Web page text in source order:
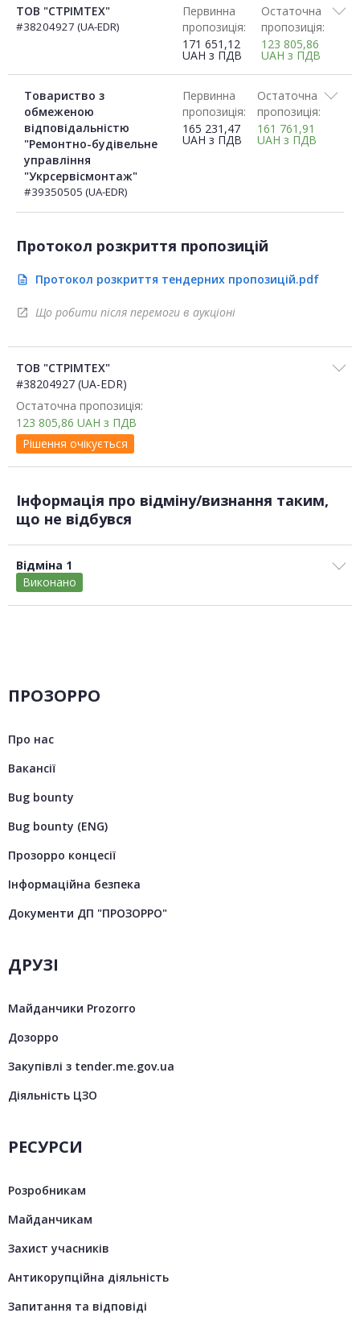
ТОВ "СТРІМТЕХ"
#38204927 (UA-EDR)
Первинна
пропозиція:
171 651,12
UAH з ПДВ
Остаточна
пропозиція:
123 805,86
UAH з ПДВ
Товариство з
обмеженою
відповідальністю
"Ремонтно-будівельне
управління
"Укрсервісмонтаж"
#39350505 (UA-EDR)
Первинна
пропозиція:
165 231,47
UAH з ПДВ
Остаточна
пропозиція:
161 761,91
UAH з ПДВ
Протокол розкриття пропозицій
description Протокол розкриття тендерних пропозицій.pdf
open_in_new Що робити після перемоги в аукціоні
ТОВ "СТРІМТЕХ"
#38204927 (UA-EDR)
Остаточна пропозиція:
123 805,86 UAH з ПДВ
Рішення очікується
Інформація про відміну/визнання таким,
що не відбувся
Відміна 1
Виконано
ПРОЗОРРО
Про нас
Вакансії
Bug bounty
Bug bounty (ENG)
Прозорро концесії
Інформаційна безпека
Документи ДП "ПРОЗОРРО"
ДРУЗІ
Майданчики Prozorro
Дозорро
Закупівлі з tender.me.gov.ua
Діяльність ЦЗО
РЕСУРСИ
Розробникам
Майданчикам
Захист учасників
Антикорупційна діяльність
Запитання та відповіді